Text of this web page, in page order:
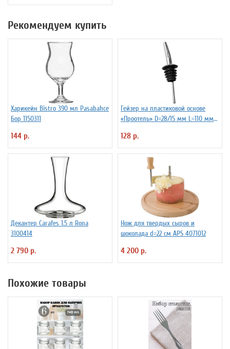
Рекомендуем купить
Харикейн Bistro 390 мл Pasabahce
Бор 1150311
144 р.
Гейзер на пластиковой основе
«Проотель» D=28/15 мм L=110 мм
128 р.
Декантер Carafes 1.5 л Rona
3100414
2 790 р.
Нож для твердых сыров и
шоколада d=22 см APS 4071012
4 200 р.
Похожие товары